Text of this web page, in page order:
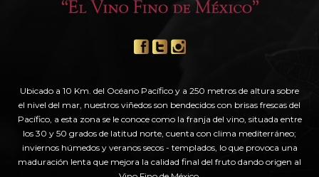
Ubicado a 10 Km. del Océano Pacífico y a 250 metros de altura sobre
el nivel del mar, nuestros viñedos son bendecidos con brisas frescas del
Pacífico, a esta zona se le conoce como la franja del vino, situada entre
los 30 y 50 grados de latitud norte, cuenta con clima mediterráneo;
inviernos húmedos y veranos secos - templados, lo que provoca una
maduración lenta que mejora la calidad final del fruto dando origen al